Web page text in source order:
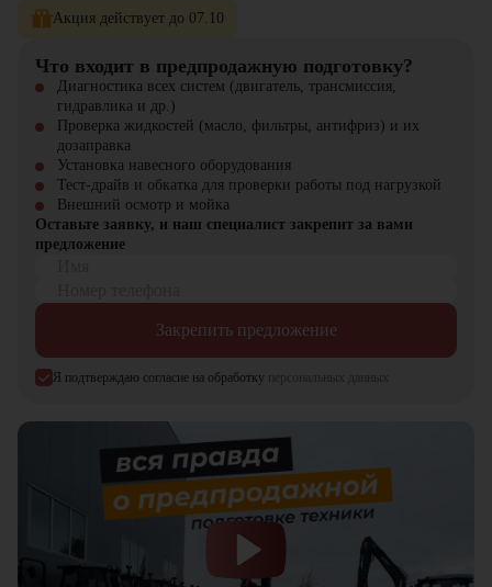
Где применяется Экскаватор JCB JS 305?
В строительстве для рытья котлованов, траншей и подготовки
строительных площадок.
В промышленности и карьерах для работы с грунтом, песком,
гравием и сыпучими материалами.
В коммунальном хозяйстве для обслуживания инфраструктуры и
земляных работ.
На промышленных объектах для подготовки площадок и
выполнения тяжелых земляных операций.
Почему стоит выбрать JCB JS 305?
надежность и экономичность. Он обеспечивает максимальную
производительность при минимальных расходах и подходит для
выполнения широкого спектра задач в строительстве,
промышленности и коммунальном хозяйстве.
Компания является официальным дилером и предлагает новые
модели техники. На нашем сайте представлен широкий выбор
спецтехники, вилочной и малой складской техники, навесного
оборудования и запчастей.
Акция действует до 07.10
Что входит в предпродажную подготовку?
Диагностика всех систем (двигатель, трансмиссия,
гидравлика и др.)
Проверка жидкостей (масло, фильтры, антифриз) и их
дозаправка
Установка навесного оборудования
Тест-драйв и обкатка для проверки работы под нагрузкой
Внешний осмотр и мойка
Оставьте заявку, и наш специалист закрепит за вами
предложение
Закрепить предложение
Я подтверждаю согласие на обработку персональных данных